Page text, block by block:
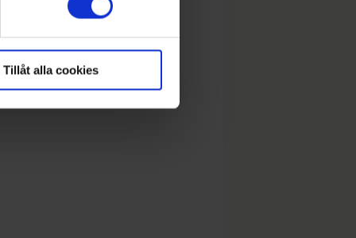
Tillåt alla cookies